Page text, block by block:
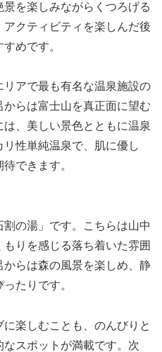
を楽しみながらくつろげる
クティビティを楽しんだ後
めです。
リアで最も有名な温泉施設の
らは富士山を真正面に望む
、美しい景色とともに温泉
性単純温泉で、肌に優し
できます。
の湯」です。こちらは山中
りを感じる落ち着いた雰囲
らは森の風景を楽しめ、静
たりです。
楽しむことも、のんびりと
なスポットが満載です。次